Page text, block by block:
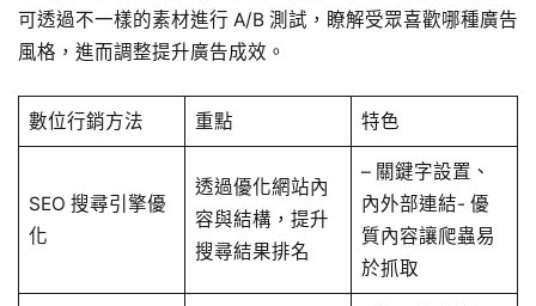
可透過不一樣的素材進行 A/B 測試，瞭解受眾喜歡哪種廣告
風格，進而調整提升廣告成效。
數位行銷方法 重點 特色
SEO 搜尋引擎優
化
透過優化網站內
容與結構，提升
搜尋結果排名
– 關鍵字設置、
內外部連結- 優
質內容讓爬蟲易
於抓取